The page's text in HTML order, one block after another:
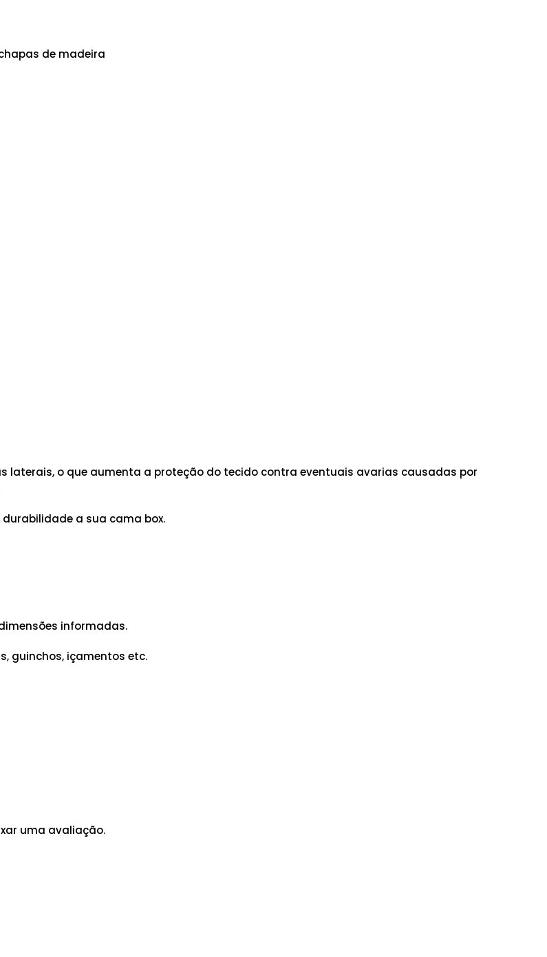
de madeira
laterais, o que aumenta a proteção do tecido contra eventuais avarias causadas por
a sua cama box.
informadas.
guinchos, içamentos etc.
uma avaliação.